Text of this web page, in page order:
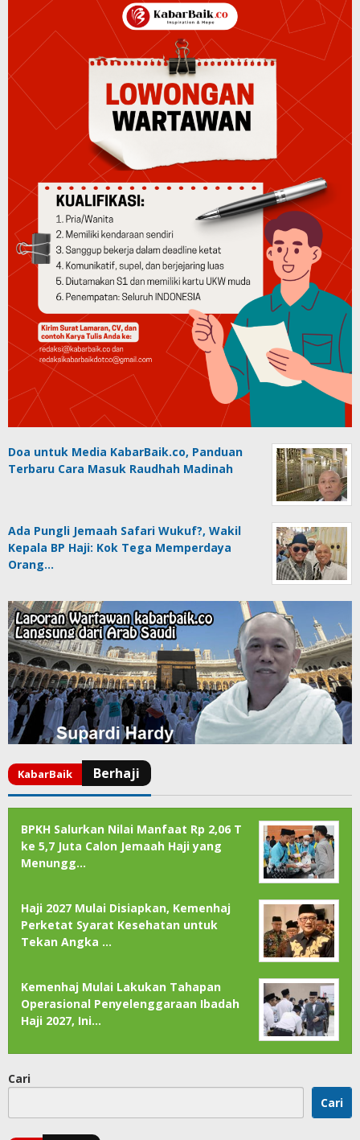
Doa untuk Media KabarBaik.co, Panduan
Terbaru Cara Masuk Raudhah Madinah
Ada Pungli Jemaah Safari Wukuf?, Wakil
Kepala BP Haji: Kok Tega Memperdaya
Orang…
BPKH Salurkan Nilai Manfaat Rp 2,06 T
ke 5,7 Juta Calon Jemaah Haji yang
Menungg…
Haji 2027 Mulai Disiapkan, Kemenhaj
Perketat Syarat Kesehatan untuk
Tekan Angka …
Kemenhaj Mulai Lakukan Tahapan
Operasional Penyelenggaraan Ibadah
Haji 2027, Ini…
Cari
Cari